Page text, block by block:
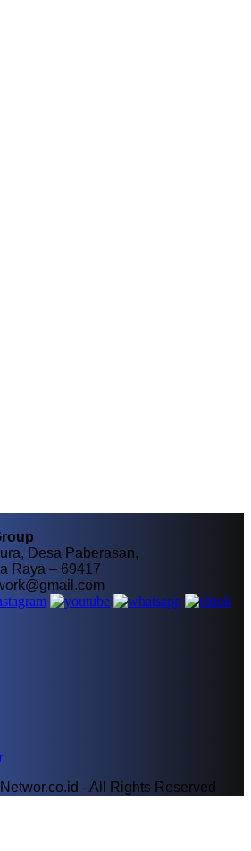
Desa Paberasan,
Raya – 69417
- All Rights Reserved